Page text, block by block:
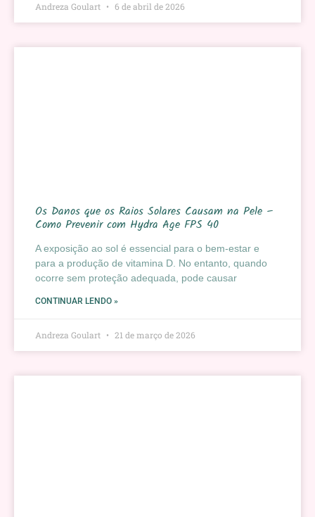
Andreza Goulart 6 de abril de 2026
Os Danos que os Raios Solares Causam na Pele –
Como Prevenir com Hydra Age FPS 40
A exposição ao sol é essencial para o bem-estar e
para a produção de vitamina D. No entanto, quando
ocorre sem proteção adequada, pode causar
CONTINUAR LENDO »
Andreza Goulart 21 de março de 2026